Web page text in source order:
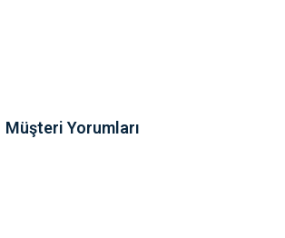
Müşteri Yorumları